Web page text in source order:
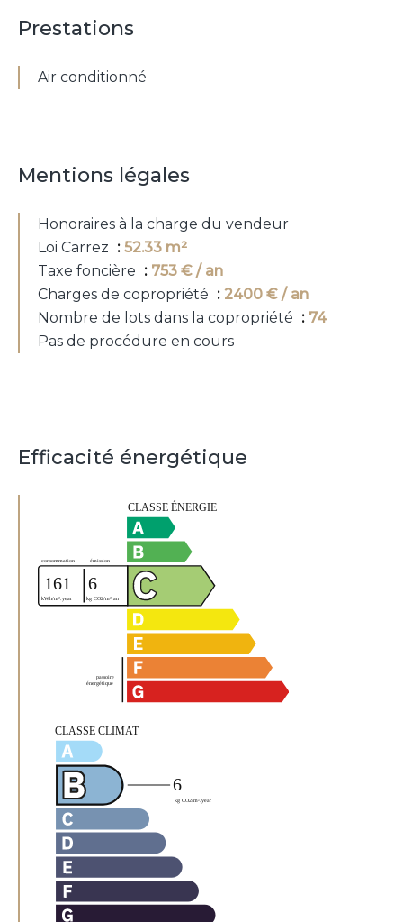
Prestations
Air conditionné
Mentions légales
Honoraires à la charge du vendeur
Loi Carrez
52.33 m²
Taxe foncière
753 € / an
Charges de copropriété
2400 € / an
Nombre de lots dans la copropriété
74
Pas de procédure en cours
Efficacité énergétique